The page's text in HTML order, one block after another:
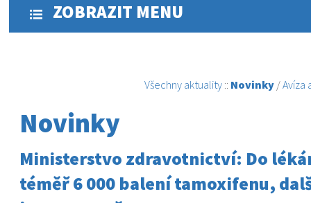
ZOBRAZIT MENU
Všechny aktuality :: Novinky /Avíza
Novinky
Ministerstvo zdravotnictví: Do
téměř 6 000 balení tamoxifenu,